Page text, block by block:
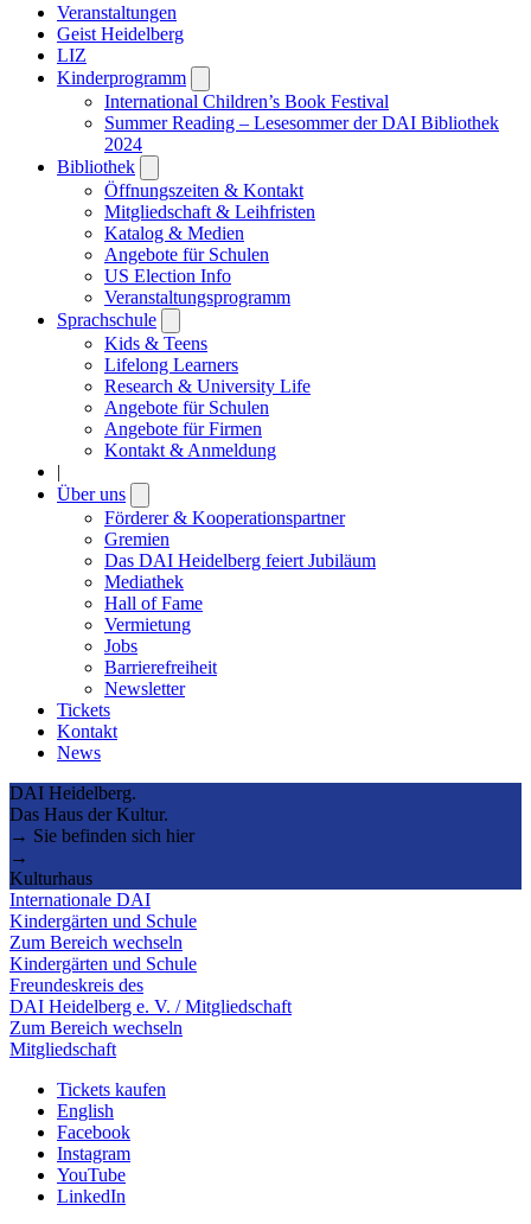
Veranstaltungen
Geist Heidelberg
LIZ
Kinderprogramm
submenu
International Children’s Book Festival
Summer Reading – Lesesommer der DAI Bibliothek
2024
Bibliothek
submenu
Öffnungszeiten & Kontakt
Mitgliedschaft & Leihfristen
Katalog & Medien
Angebote für Schulen
US Election Info
Veranstaltungsprogramm
Sprachschule
submenu
Kids & Teens
Lifelong Learners
Research & University Life
Angebote für Schulen
Angebote für Firmen
Kontakt & Anmeldung
|
Über uns
submenu
Förderer & Kooperationspartner
Gremien
Das DAI Heidelberg feiert Jubiläum
Mediathek
Hall of Fame
Vermietung
Jobs
Barrierefreiheit
Newsletter
Tickets
Kontakt
News
DAI Heidelberg.
Das Haus der Kultur.
→ Sie befinden sich hier
→
Kulturhaus
Internationale DAI
Kindergärten und Schule
Zum Bereich wechseln
Kindergärten und Schule
Freundeskreis des
DAI Heidelberg e. V. / Mitgliedschaft
Zum Bereich wechseln
Mitgliedschaft
Tickets kaufen
English
Facebook
Instagram
YouTube
LinkedIn